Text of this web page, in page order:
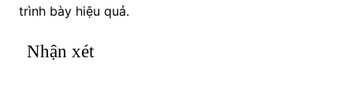
trình bày hiệu quả.
Nhận xét